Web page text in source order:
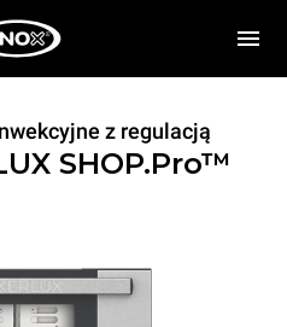
z regulacją
SHOP.Pro™